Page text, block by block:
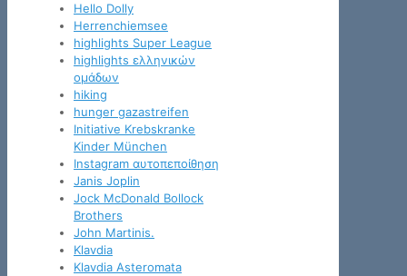
Hello Dolly
Herrenchiemsee
highlights Super League
highlights ελληνικών
ομάδων
hiking
hunger gazastreifen
Initiative Krebskranke
Kinder München
Instagram αυτοπεποίθηση
Janis Joplin
Jock McDonald Bollock
Brothers
John Martinis.
Klavdia
Klavdia Asteromata